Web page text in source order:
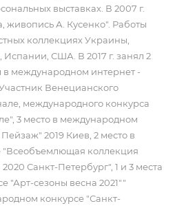
выставках. В 2007 г.
живопись А. Кусенко". Работы
коллекциях Украины,
США. В 2017 г. занял 2
в международном интернет -
Венецианского
международного конкурса
3 место в международном
2019 Киев, 2 место в
коллекция
Санкт-Петербург", 1 и 3 места
"Арт-сезоны весна 2021""
конкурсе "Санкт-